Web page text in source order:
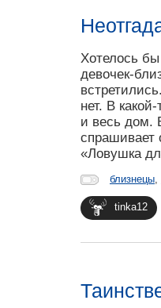
Хотелось
девочек-
нет. В
и весь дом.
спрашивает
«Ловушка
близнецы,
tinka12